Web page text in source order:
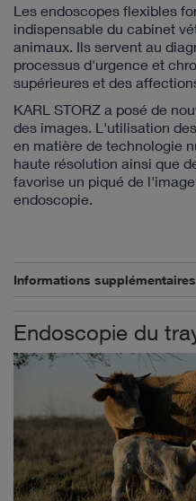
Les endoscopes flexibles
indispensable du cabinet
animaux. Ils servent au
processus d'urgence et
supérieures et des
KARL STORZ a posé de
des images. L'utilisation
en matière de technologie
haute résolution ainsi que
favorise un piqué de
endoscopie.
Informations supplémentaires
Endoscopie du